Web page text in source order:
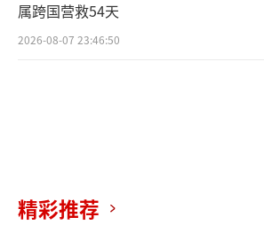
属跨国营救54天
2026-08-07 23:46:50
精彩推荐